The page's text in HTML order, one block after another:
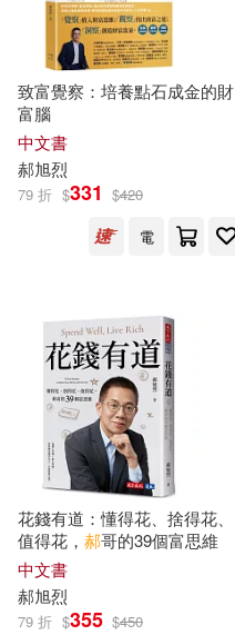
上市日期 (可複選)
一個月內上市新品(2)
(可複選)
適合手機平板閱讀(16)
其他 (可複選)
現在可購買商品(41)
作者/演唱/譯/編/繪(47)
致富覺察：培養點石成金的財
富腦
中文書
郝旭烈
79 折 $331 $420
電
花錢有道：懂得花、捨得花、
值得花， 郝哥的39個富思維
中文書
郝旭烈
79 折 $355 $450